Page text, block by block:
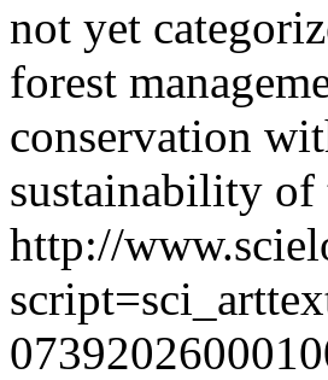
not yet
forest
conservation
sustainability of
http://